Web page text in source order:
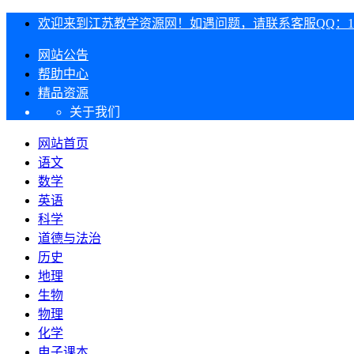
欢迎来到江苏教学资源网！如遇问题，请联系客服QQ：
网站公告
帮助中心
精品资源
关于我们
网站首页
语文
数学
英语
科学
道德与法治
历史
地理
生物
物理
化学